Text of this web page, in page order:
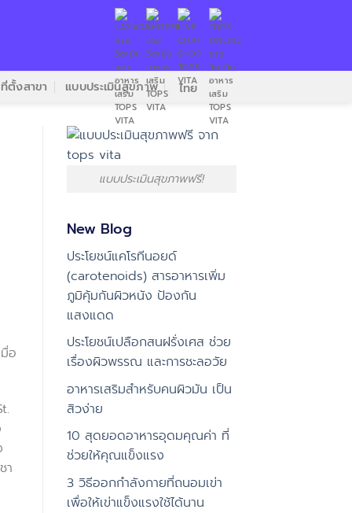
ที่ตั้งสาขา แบบประเมินสุขภาพ ไทย
อ
า
แบบประเมินสุขภาพฟรี!
New Blog
ประโยชน์แคโรทีนอยด์
(carotenoids) สารอาหารเพิ่ม
ภูมิคุ้มกันผิวหนัง ป้องกัน
แสงแดด
ประโยชน์เปลือกสนฝรั่งเศส ช่วย
เรื่องผิวพรรณ และการชะลอวัย
อาหารเสริมสำหรับคนผิวมัน เป็น
สิวง่าย
10 สุดยอดอาหารอุดมคุณค่า ที่
ช่วยให้คุณแข็งแรง
3 วิธีออกกำลังกายที่ถนอมเข่า
เพื่อให้เข่าแข็งแรงใช้ได้นาน